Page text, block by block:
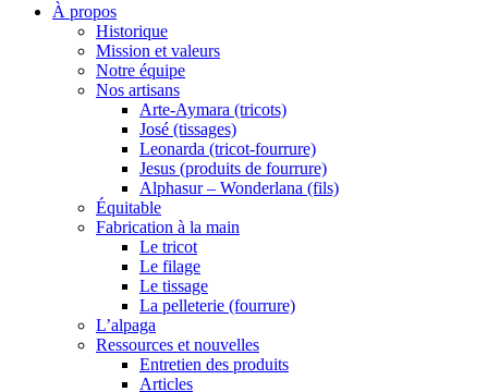
À propos
Historique
Mission et valeurs
Notre équipe
Nos artisans
Arte-Aymara (tricots)
José (tissages)
Leonarda (tricot-fourrure)
Jesus (produits de fourrure)
Alphasur – Wonderlana (fils)
Équitable
Fabrication à la main
Le tricot
Le filage
Le tissage
La pelleterie (fourrure)
L’alpaga
Ressources et nouvelles
Entretien des produits
Articles